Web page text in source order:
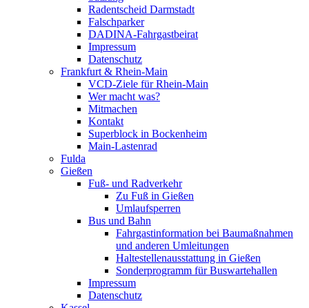
Radentscheid Darmstadt
Falschparker
DADINA-Fahrgastbeirat
Impressum
Datenschutz
Frankfurt & Rhein-Main
VCD-Ziele für Rhein-Main
Wer macht was?
Mitmachen
Kontakt
Superblock in Bockenheim
Main-Lastenrad
Fulda
Gießen
Fuß- und Radverkehr
Zu Fuß in Gießen
Umlaufsperren
Bus und Bahn
Fahrgastinformation bei Baumaßnahmen
und anderen Umleitungen
Haltestellenausstattung in Gießen
Sonderprogramm für Buswartehallen
Impressum
Datenschutz